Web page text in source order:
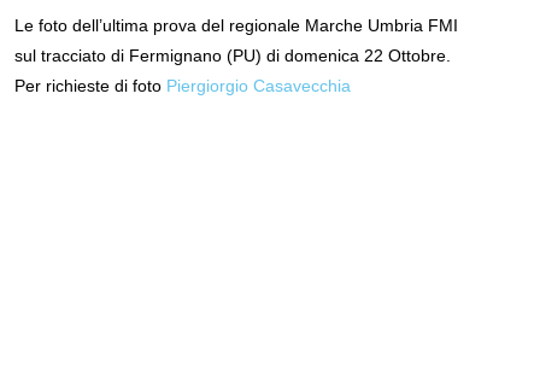
Le foto dell’ultima prova del regionale Marche Umbria FMI
sul tracciato di Fermignano (PU) di domenica 22 Ottobre.
Per richieste di foto Piergiorgio Casavecchia